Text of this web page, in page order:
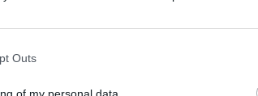
Outs
of my personal data.